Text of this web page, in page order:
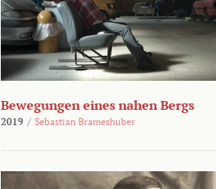
Bewegungen eines nahen Bergs
2019 / Sebastian Brameshuber